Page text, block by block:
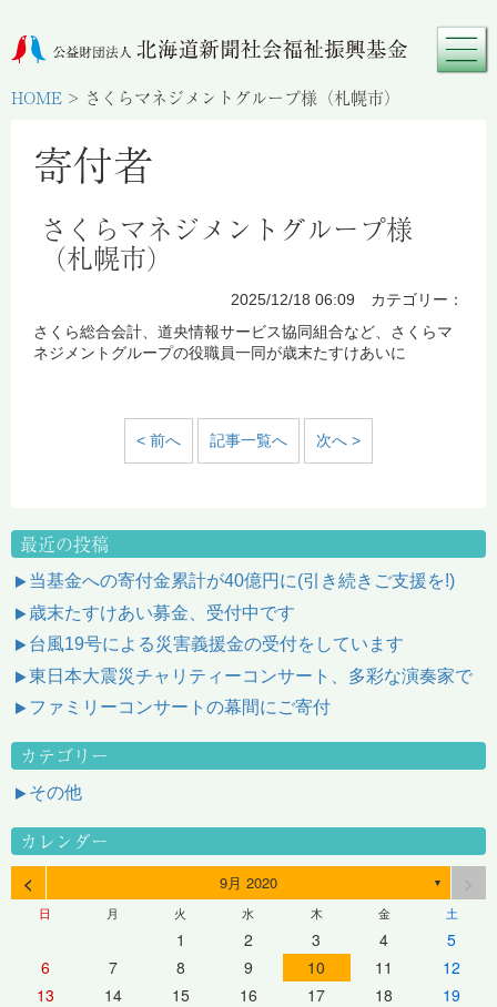
HOME > さくらマネジメントグループ様（札幌市）
寄付者
さくらマネジメントグループ様
（札幌市）
2025/12/18 06:09 カテゴリー：
さくら総合会計、道央情報サービス協同組合など、さくらマ
ネジメントグループの役職員一同が歳末たすけあいに
< 前へ 記事一覧へ 次へ >
最近の投稿
当基金への寄付金累計が40億円に(引き続きご支援を!)
歳末たすけあい募金、受付中です
台風19号による災害義援金の受付をしています
東日本大震災チャリティーコンサート、多彩な演奏家で
ファミリーコンサートの幕間にご寄付
カテゴリー
その他
カレンダー
< 9月 2020 ▼
日 月 火 水 木 金 土
1 2 3 4
5
6
7 8 9 10 11
12
13
14 15 16 17 18
19